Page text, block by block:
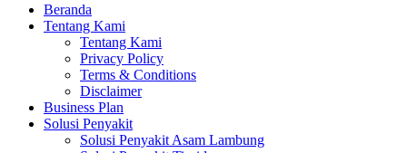
Beranda
Tentang Kami
Tentang Kami
Privacy Policy
Terms & Conditions
Disclaimer
Business Plan
Solusi Penyakit
Solusi Penyakit Asam Lambung